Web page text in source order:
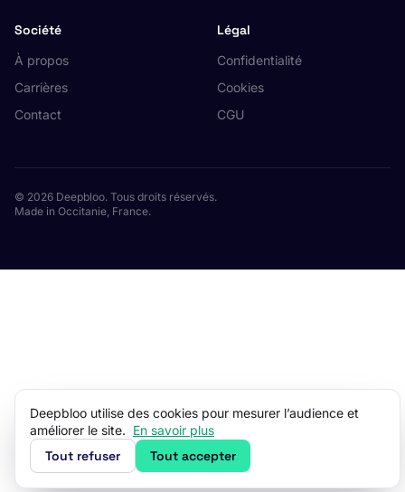
Société
À propos
Carrières
Contact
Légal
Confidentialité
Cookies
CGU
© 2026 Deepbloo. Tous droits réservés.
Made in Occitanie, France.
Deepbloo utilise des cookies pour mesurer l’audience et
améliorer le site. En savoir plus
Tout refuser Tout accepter